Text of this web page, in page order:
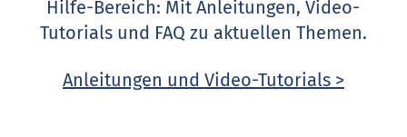
Hilfe-Bereich: Mit Anleitungen, Video-
Tutorials und FAQ zu aktuellen Themen.
Anleitungen und Video-Tutorials >